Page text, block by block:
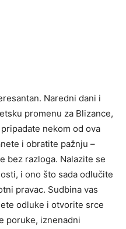
Naredni dani i
promenu za Blizance,
nekom od ova
i obratite pažnju –
bez razloga. Nalazite se
i ono što sada odlučite
pravac. Sudbina vas
odluke i otvorite srce
poruke, iznenadni